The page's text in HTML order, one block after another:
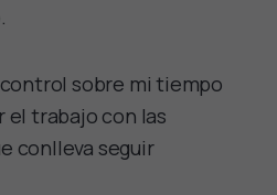
sobre mi tiempo
trabajo con las
conlleva seguir